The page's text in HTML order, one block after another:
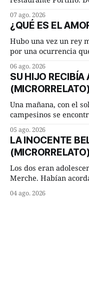
cuarto de hora andando a
terminada su jornada
morada cundo
07 ago. 2026
¿QUÉ ES EL
Hubo una vez un rey
por una ocurrencia
Dime, hombre sabio,
consejero, que era
inmediato:
06 ago. 2026
SU HIJO RECIBÍA
(MICRORRELATO)
Una mañana, con el
campesinos se
remolachas, Manuel? —quiso
hacer, Paco. ¿Cómo
—De momento mejor
05 ago. 2026
LA INOCENTE
(MICRORRELATO)
Los dos eran
Merche. Habían
lugar del río que
04 ago. 2026